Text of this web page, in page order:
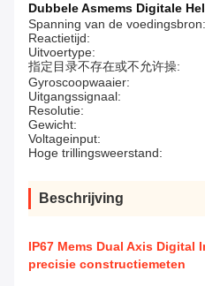
Dubbele Asmems Digitale
Spanning van de voedingsbron:
Reactietijd:
Uitvoertype:
指定目录不存在或不允许操:
Gyroscoopwaaier:
Uitgangssignaal:
Resolutie:
Gewicht:
Voltageinput:
Hoge trillingsweerstand:
Beschrijving
IP67 Mems Dual Axis Digital
precisie constructiemeten